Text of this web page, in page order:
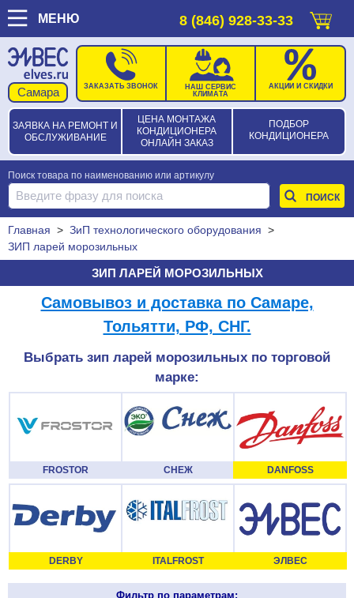
МЕНЮ 8 (846) 928-33-33
ЗАЯВКА НА РЕМОНТ И
ОБСЛУЖИВАНИЕ
ЦЕНА МОНТАЖА
КОНДИЦИОНЕРА
ОНЛАЙН ЗАКАЗ
ПОДБОР
КОНДИЦИОНЕРА
ЗАКАЗАТЬ ЗВОНОК
НАШ СЕРВИС
КЛИМАТА
АКЦИИ И СКИДКИ
Поиск товара по наименованию или артикулу
Главная > ЗиП технологического оборудования >
ЗИП ларей морозильных
ЗИП ЛАРЕЙ МОРОЗИЛЬНЫХ
Самовывоз и доставка по Самаре,
Тольятти, РФ, СНГ.
Выбрать зип ларей морозильных по торговой
марке:
FROSTOR СНЕЖ DANFOSS
DERBY ITALFROST ЭЛВЕС
Фильтр по параметрам: